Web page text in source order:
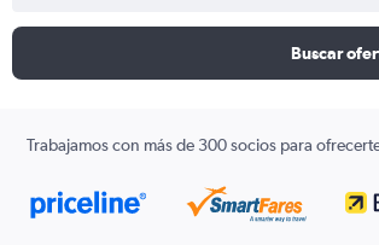
Buscar
Trabajamos con más de 300 socios para